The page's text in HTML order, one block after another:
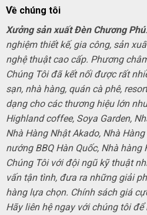
Về chúng tôi
Xưởng sản xuất Đèn Chương Phú
nghiệm thiết kế, gia công, sản
nghệ thuật cao cấp. Phương
Chúng Tôi đã kết nối được rất
sạn, nhà hàng, quán cà phê,
dạng cho các thương hiệu lớn
Highland coffee, Soya Garden,
Nhà Hàng Nhật Akado, Nhà
nướng BBQ Hàn Quốc, Nhà hàng
Chúng Tôi với đội ngũ kỹ thuật
vấn tận tình, đưa ra những giải
hàng lựa chọn. Chính sách giá
Hãy liên hệ ngay với chúng tôi